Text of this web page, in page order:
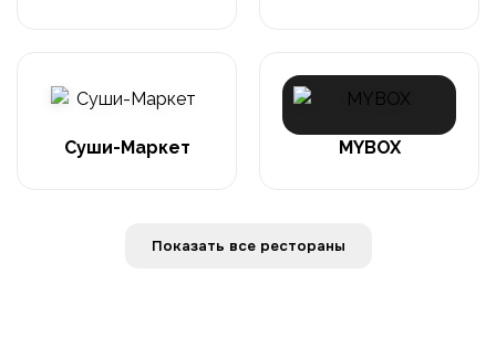
Суши-Маркет MYBOX
Показать все рестораны